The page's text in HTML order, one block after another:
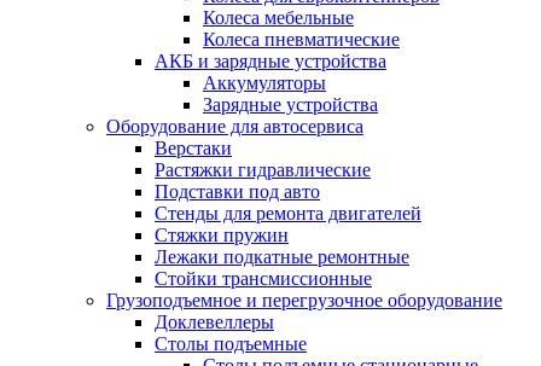
Колеса мебельные
Колеса пневматические
АКБ и зарядные устройства
Аккумуляторы
Зарядные устройства
Оборудование для автосервиса
Верстаки
Растяжки гидравлические
Подставки под авто
Стенды для ремонта двигателей
Стяжки пружин
Лежаки подкатные ремонтные
Стойки трансмиссионные
Грузоподъемное и перегрузочное оборудование
Доклевеллеры
Столы подъемные